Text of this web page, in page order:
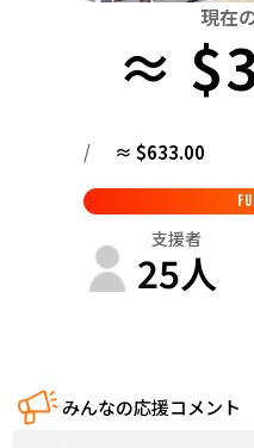
岡山
愛媛
佐賀 長崎
現在
≈
/ ≈ $633.00
支援者
25人
みんなの応援コメント